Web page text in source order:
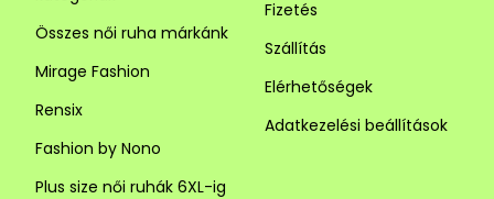
Összes női ruha márkánk
Mirage Fashion
Rensix
Fashion by Nono
Plus size női ruhák 6XL-ig
Fizetés
Szállítás
Elérhetőségek
Adatkezelési beállítások